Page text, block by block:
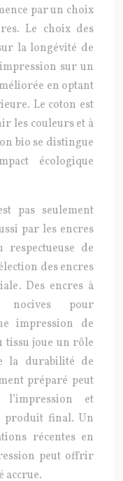
par un choix
Le choix des
la longévité de
sur un
en optant
Le coton est
les couleurs et à
bio se distingue
écologique
pas seulement
par les encres
de
des encres
Des encres à
nocives pour
impression de
tissu joue un rôle
la durabilité de
préparé peut
et
produit final. Un
récentes en
peut offrir
accrue.